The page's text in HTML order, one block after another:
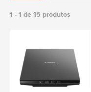
1 - 1 de 15 produtos